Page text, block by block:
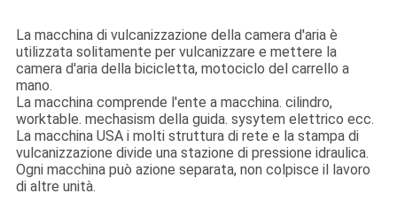
La macchina di vulcanizzazione della camera d'aria è
utilizzata solitamente per vulcanizzare e mettere la
camera d'aria della bicicletta, motociclo del carrello a
mano.
La macchina comprende l'ente a macchina. cilindro,
worktable. mechasism della guida. sysytem elettrico ecc.
La macchina USA i molti struttura di rete e la stampa di
vulcanizzazione divide una stazione di pressione idraulica.
Ogni macchina può azione separata, non colpisce il lavoro
di altre unità.